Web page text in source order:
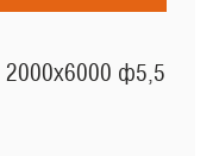
2000х6000 ф5,5